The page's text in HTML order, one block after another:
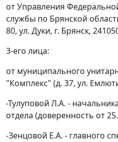
от Управления
службы по Брянской
80, ул. Дуки, г. Брянск,
3-его лица:
от муниципального
"Комплекс" (д. 37, ул.
-Тулуповой Л.А. -
отдела (доверенность от
-Зенцовой Е.А. - главного